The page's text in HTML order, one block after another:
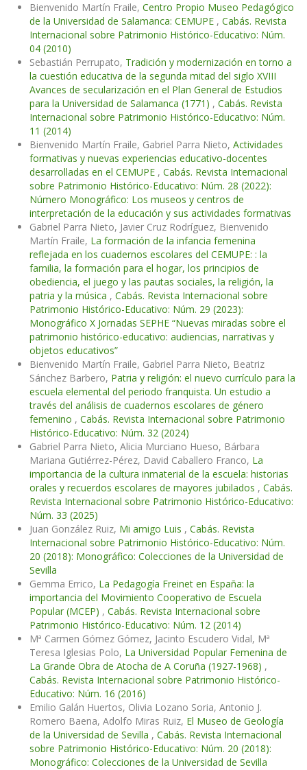
Bienvenido Martín Fraile, Centro Propio Museo Pedagógico
de la Universidad de Salamanca: CEMUPE , Cabás. Revista
Internacional sobre Patrimonio Histórico-Educativo: Núm.
04 (2010)
Sebastián Perrupato, Tradición y modernización en torno a
la cuestión educativa de la segunda mitad del siglo XVIII
Avances de secularización en el Plan General de Estudios
para la Universidad de Salamanca (1771) , Cabás. Revista
Internacional sobre Patrimonio Histórico-Educativo: Núm.
11 (2014)
Bienvenido Martín Fraile, Gabriel Parra Nieto, Actividades
formativas y nuevas experiencias educativo-docentes
desarrolladas en el CEMUPE , Cabás. Revista Internacional
sobre Patrimonio Histórico-Educativo: Núm. 28 (2022):
Número Monográfico: Los museos y centros de
interpretación de la educación y sus actividades formativas
Gabriel Parra Nieto, Javier Cruz Rodríguez, Bienvenido
Martín Fraile, La formación de la infancia femenina
reflejada en los cuadernos escolares del CEMUPE: : la
familia, la formación para el hogar, los principios de
obediencia, el juego y las pautas sociales, la religión, la
patria y la música , Cabás. Revista Internacional sobre
Patrimonio Histórico-Educativo: Núm. 29 (2023):
Monográfico X Jornadas SEPHE “Nuevas miradas sobre el
patrimonio histórico-educativo: audiencias, narrativas y
objetos educativos”
Bienvenido Martín Fraile, Gabriel Parra Nieto, Beatriz
Sánchez Barbero, Patria y religión: el nuevo currículo para la
escuela elemental del periodo franquista. Un estudio a
través del análisis de cuadernos escolares de género
femenino , Cabás. Revista Internacional sobre Patrimonio
Histórico-Educativo: Núm. 32 (2024)
Gabriel Parra Nieto, Alicia Murciano Hueso, Bárbara
Mariana Gutiérrez-Pérez, David Caballero Franco, La
importancia de la cultura inmaterial de la escuela: historias
orales y recuerdos escolares de mayores jubilados , Cabás.
Revista Internacional sobre Patrimonio Histórico-Educativo:
Núm. 33 (2025)
Juan González Ruiz, Mi amigo Luis , Cabás. Revista
Internacional sobre Patrimonio Histórico-Educativo: Núm.
20 (2018): Monográfico: Colecciones de la Universidad de
Sevilla
Gemma Errico, La Pedagogía Freinet en España: la
importancia del Movimiento Cooperativo de Escuela
Popular (MCEP) , Cabás. Revista Internacional sobre
Patrimonio Histórico-Educativo: Núm. 12 (2014)
Mª Carmen Gómez Gómez, Jacinto Escudero Vidal, Mª
Teresa Iglesias Polo, La Universidad Popular Femenina de
La Grande Obra de Atocha de A Coruña (1927-1968) ,
Cabás. Revista Internacional sobre Patrimonio Histórico-
Educativo: Núm. 16 (2016)
Emilio Galán Huertos, Olivia Lozano Soria, Antonio J.
Romero Baena, Adolfo Miras Ruiz, El Museo de Geología
de la Universidad de Sevilla , Cabás. Revista Internacional
sobre Patrimonio Histórico-Educativo: Núm. 20 (2018):
Monográfico: Colecciones de la Universidad de Sevilla